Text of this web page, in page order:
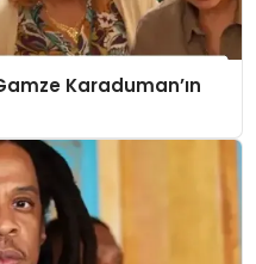
Karaduman’ın